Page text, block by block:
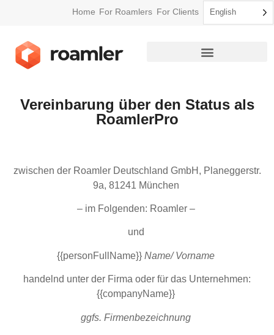
Home For Roamlers For Clients English
Vereinbarung über den Status als
RoamlerPro
zwischen der Roamler Deutschland GmbH, Planeggerstr.
9a, 81241 München
– im Folgenden: Roamler –
und
{{personFullName}} Name/ Vorname
handelnd unter der Firma oder für das Unternehmen:
{{companyName}}
ggfs. Firmenbezeichnung